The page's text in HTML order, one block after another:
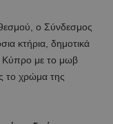
ο Σύνδεσμος
κτήρια, δημοτικά
Κύπρο με το μωβ
το χρώμα της